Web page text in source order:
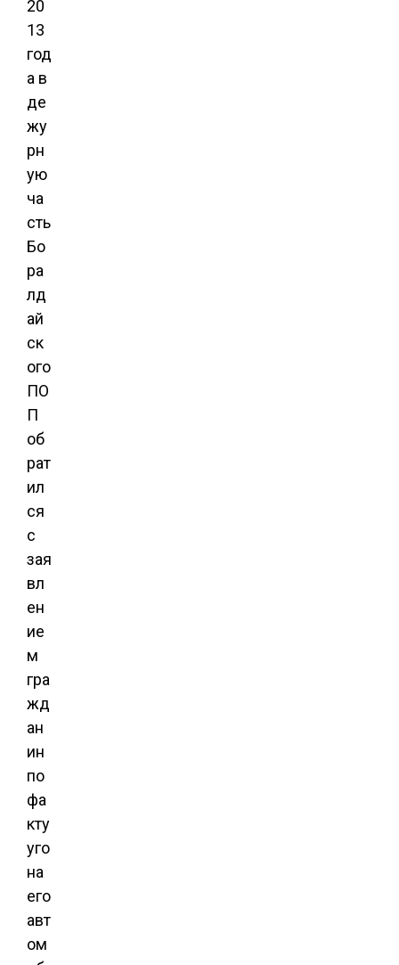
20
13
год
а в
де
жу
рн
ую
ча
сть
Бо
ра
лд
ай
ск
ого
ПО
П
об
рат
ил
ся
с
зая
вл
ен
ие
м
гра
жд
ан
ин
по
фа
кту
уго
на
его
авт
ом